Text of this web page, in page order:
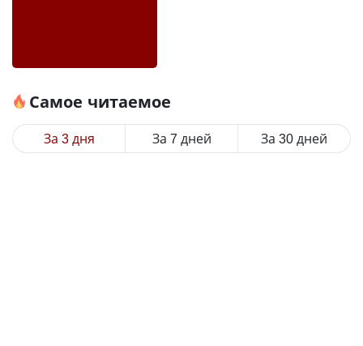
Самое читаемое
За 3 дня За 7 дней За 30 дней